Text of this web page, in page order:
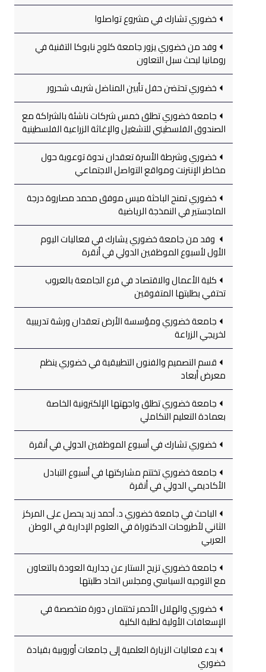
خضوري تشارك في مشروع تواصلوا
وفد من خضوري يزور جامعة كلوج نابوكا التقنية في
رومانيا لبحث سبل التعاون
خضوري تحتضن حفل تأبين المناضل شريف شحرور
جامعة خضوري تطلق خمس شركات ناشئة بالشراكة مع
الصندوق الفلسطيني للتشغيل والإغاثة الزراعية الفلسطينية
خضوري وشرطة الأسرة تعقدان ندوة توعوية حول
مخاطر الإنترنت ومواقع التواصل الاجتماعي
خضوري تمنح الباحثة ميس موفق محمد مصاروة درجة
الماجستير في النمذجة الرياضية
وفد من جامعة خضوري يشارك في فعاليات اليوم
الأول لأسبوع الموظفين الدولي في أنقرة
كلية الأعمال والاقتصاد في فرع الجامعة بالعروب
تحتفي بطلبتها المتفوقين
جامعة خضوري ومؤسسة الأرض تعقدان ورشة تدريبية
لخريجي الزراعة
قسم التصميم والفنون التطبيقية في خضوري ينظم
معرض أبعاد
جامعة خضوري تطلق واجهتها الإلكترونية الخاصة
بعمادة التعليم التكاملي
خضوري تشارك في أسبوع الموظفين الدولي في أنقرة
جامعة خضوري تختتم مشاركتها في أسبوع التبادل
الأكاديمي الدولي في أنقرة
الباحث في جامعة خضوري د. أحمد زيد يحصل على المركز
الثاني لأطروحات الدكتوراة في العلوم الإدارية في الوطن
العربي
جامعة خضوري تزيح الستار عن جدارية العودة بالتعاون
مع التوجيه السياسي ومجلس اتحاد طلبتها
خضوري والهلال الأحمر تختتمان دورة متخصصة في
الإسعافات الأولية لطلبة الكلية
بدء فعاليات الزيارة العلمية إلى جامعات أوروبية بقيادة
خضوري